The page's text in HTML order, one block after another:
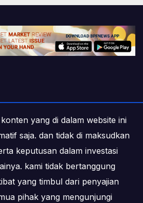
yang di dalam website ini
saja. dan tidak di maksudkan
keputusan dalam investasi
kami tidak bertanggung
yang timbul dari penyajian
pihak yang mengunjungi